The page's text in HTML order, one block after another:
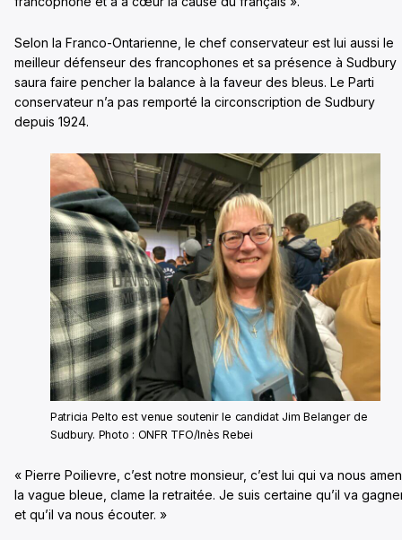
Selon la Franco-Ontarienne, le chef conservateur est lui aussi le
meilleur défenseur des francophones et sa présence à Sudbury
saura faire pencher la balance à la faveur des bleus. Le Parti
conservateur n’a pas remporté la circonscription de Sudbury
depuis 1924.
Patricia Pelto est venue soutenir le candidat Jim Belanger de
Sudbury. Photo : ONFR TFO/Inès Rebei
« Pierre Poilievre, c’est notre monsieur, c’est lui qui va nous
la vague bleue, clame la retraitée. Je suis certaine qu’il va
et qu’il va nous écouter. »